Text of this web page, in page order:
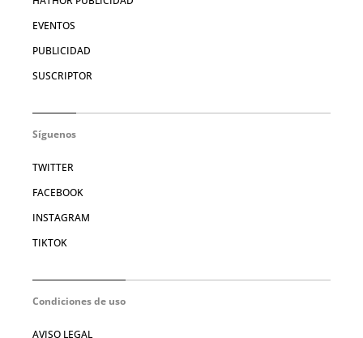
EVENTOS
PUBLICIDAD
SUSCRIPTOR
Síguenos
TWITTER
FACEBOOK
INSTAGRAM
TIKTOK
Condiciones de uso
AVISO LEGAL